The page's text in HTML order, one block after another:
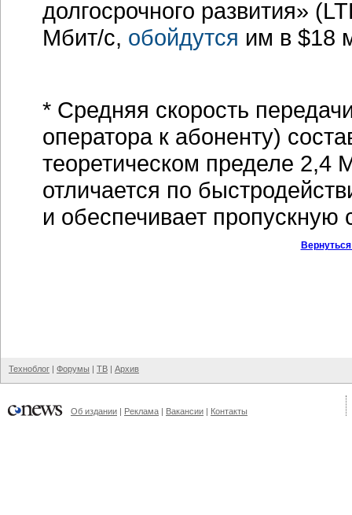
долгосрочного развития»
Мбит/c, обойдутся им в $18
* Средняя скорость
оператора к абоненту)
теоретическом пределе 2,4
отличается по
и обеспечивает пропускную
Техноблог | Форумы | ТВ | Архив
Об издании | Реклама | Вакансии | Контакты